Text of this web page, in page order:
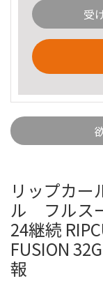
受
リップカー
ル フルス
24継続
FUSION
報